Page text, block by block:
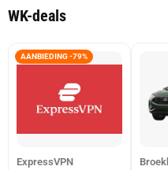
WK-deals
AANBIEDING -79%
ExpressVPN